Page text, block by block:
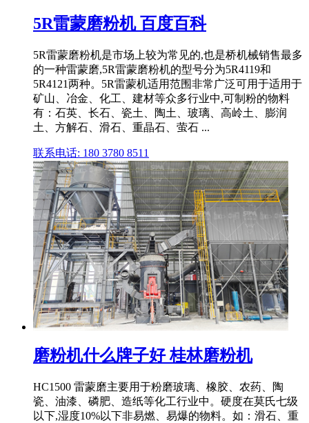
5R雷蒙磨粉机 百度百科
5R雷蒙磨粉机是市场上较为常见的,也是桥机械销售最多
的一种雷蒙磨,5R雷蒙磨粉机的型号分为5R4119和
5R4121两种。5R雷蒙机适用范围非常广泛可用于适用于
矿山、冶金、化工、建材等众多行业中,可制粉的物料
有：石英、长石、瓷土、陶土、玻璃、高岭土、膨润
土、方解石、滑石、重晶石、萤石 ...
联系电话: 180 3780 8511
磨粉机什么牌子好 桂林磨粉机
HC1500 雷蒙磨主要用于粉磨玻璃、橡胶、农药、陶
瓷、油漆、磷肥、造纸等化工行业中。硬度在莫氏七级
以下,湿度10%以下非易燃、易爆的物料。如：滑石、重